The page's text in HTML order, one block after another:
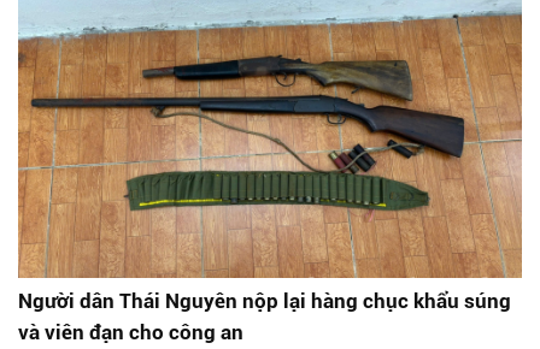
Người dân Thái Nguyên nộp lại hàng chục khẩu súng
và viên đạn cho công an